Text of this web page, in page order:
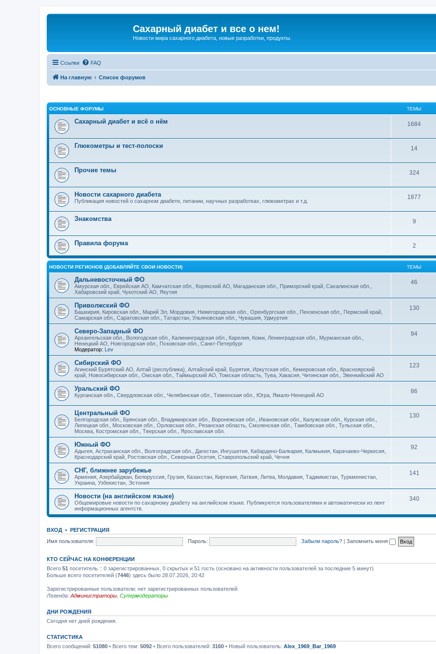
Сахарный диабет и все о нем!
Новости мира сахарного диабета, новые разработки, продукты.
Ссылки FAQ
На главную Список форумов
ОСНОВНЫЕ ФОРУМЫ ТЕМЫ
Сахарный диабет и всё о нём 1684
Глюкометры и тест-полоски 14
Прочие темы 324
Новости сахарного диабета
Публикация новостей о сахарном диабете, питании, научных разработках, глюкометрах и т.д.
1877
Знакомства 9
Правила форума 2
НОВОСТИ РЕГИОНОВ (ДОБАВЛЯЙТЕ СВОИ НОВОСТИ) ТЕМЫ
Дальневосточный ФО
Амурская обл., Еврейская АО, Камчатская обл., Корякский АО, Магаданская обл., Приморский край, Сахалинская обл.,
Хабаровский край, Чукотский АО, Якутия
46
Приволжский ФО
Башкирия, Кировская обл., Марий Эл, Мордовия, Нижегородская обл., Оренбургская обл., Пензенская обл., Пермский край,
Самарская обл., Саратовская обл., Татарстан, Ульяновская обл., Чувашия, Удмуртия
130
Северо-Западный ФО
Архангельская обл., Вологодская обл., Калининградская обл., Карелия, Коми, Ленинградская обл., Мурманская обл.,
Ненецкий АО, Новгородская обл., Псковская обл., Санкт-Петербург
Модератор: Lev
94
Сибирский ФО
Агинский Бурятский АО, Алтай (республика), Алтайский край, Бурятия, Иркутская обл., Кемеровская обл., Красноярский
край, Новосибирская обл., Омская обл., Таймырский АО, Томская область, Тува, Хакасия, Читинская обл., Эвенкийский АО
123
Уральский ФО
Курганская обл., Свердловская обл., Челябинская обл., Тюменская обл., Югра, Ямало-Ненецкий АО
86
Центральный ФО
Белгородская обл., Брянская обл., Владимирская обл., Воронежская обл., Ивановская обл., Калужская обл., Курская обл.,
Липецкая обл., Московская обл., Орловская обл., Рязанская область, Смоленская обл., Тамбовская обл., Тульская обл.,
Москва, Костромская обл., Тверская обл., Ярославская обл.
130
Южный ФО
Адыгея, Астраханская обл., Волгоградская обл., Дагестан, Ингушетия, Кабардино-Балкария, Калмыкия, Карачаево-Черкесия,
Краснодарский край, Ростовская обл., Северная Осетия, Ставропольский край, Чечня
92
СНГ, ближнее зарубежье
Армения, Азербайджан, Белоруссия, Грузия, Казахстан, Киргизия, Латвия, Литва, Молдавия, Таджикистан, Туркменистан,
Украина, Узбекистан, Эстония
141
Новости (на английском языке)
Общемировые новости по сахарному диабету на английском языке. Публикуются пользователями и автоматически из лент
информационных агентств.
340
ВХОД • РЕГИСТРАЦИЯ
Имя пользователя:
Пароль: Забыли пароль? | Запомнить меня
КТО СЕЙЧАС НА КОНФЕРЕНЦИИ
Всего 51 посетитель :: 0 зарегистрированных, 0 скрытых и 51 гость (основано на активности пользователей за последние 5 минут)
Больше всего посетителей (7446) здесь было 28.07.2026, 20:42
Зарегистрированные пользователи: нет зарегистрированных пользователей
Легенда: Администраторы Супермодераторы
ДНИ РОЖДЕНИЯ
Сегодня нет дней рождения.
СТАТИСТИКА
Всего сообщений: 51080 • Всего тем: 5092 • Всего пользователей: 3160 • Новый пользователь: Alex_1969_Bar_1969